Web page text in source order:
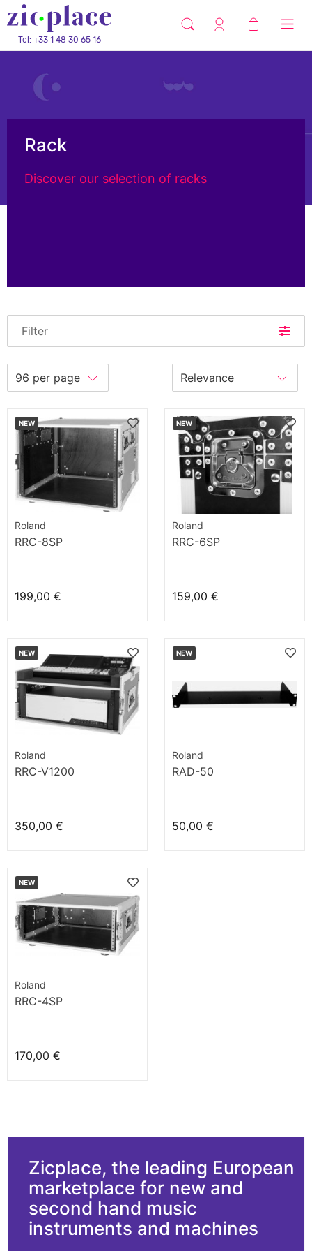
Tel: +33 1 48 30 65 16
Rack
Discover our selection of racks
Filter
NEW
Roland
RRC-8SP
199,00 €
NEW
Roland
RRC-6SP
159,00 €
NEW
Roland
RRC-V1200
350,00 €
NEW
Roland
RAD-50
50,00 €
NEW
Roland
RRC-4SP
170,00 €
Zicplace, the leading European
marketplace for new and
second hand music
instruments and machines